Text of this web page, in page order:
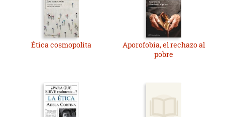
Ética cosmopolita
Aporofobia, el rechazo al
pobre